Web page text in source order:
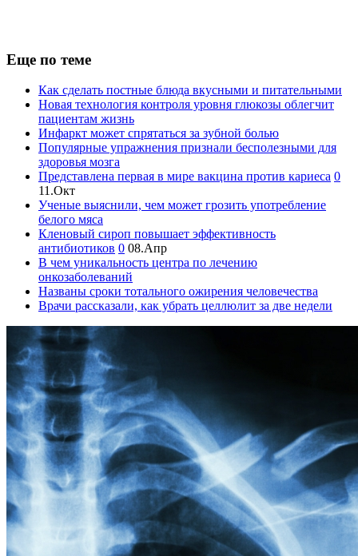
Еще по теме
Как сделать постные блюда вкусными и питательными
Новая технология контроля уровня глюкозы облегчит
пациентам жизнь
Инфаркт может спрятаться за зубной болью
Популярные упражнения признали бесполезными для
здоровья мозга
Представлена первая в мире вакцина против кариеса 0
11.Окт
Ученые выяснили, чем может грозить употребление
белого мяса
Кленовый сироп повышает эффективность
антибиотиков 0 08.Апр
В чем уникальность центра по лечению
онкозаболеваний
Названы сроки тотального ожирения человечества
Врачи рассказали, как убрать целлюлит за две недели